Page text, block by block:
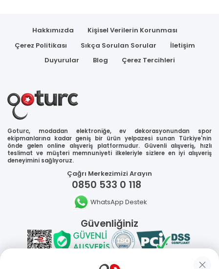
Hakkımızda
Kişisel Verilerin Korunması
Çerez Politikası
Sıkça Sorulan Sorular
İletişim
Duyurular
Blog Çerez Tercihleri
Goturc, modadan elektroniğe, ev dekorasyonundan spor
ekipmanlarına kadar geniş bir ürün yelpazesi sunan Türkiye'nin
önde gelen online alışveriş platformudur. Güvenli alışveriş, hızlı
teslimat ve müşteri memnuniyeti ilkeleriyle sizlere en iyi alışveriş
deneyimini sağlıyoruz.
Çağrı Merkezimizi Arayın
0850 533 0 118
WhatsApp Destek
Güvenliğiniz
Sosyal Medya